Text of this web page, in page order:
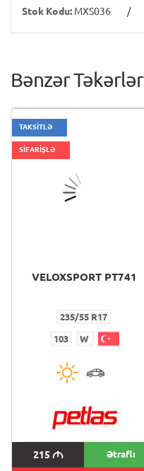
Stok Kodu: MXS036 /
Bənzər Təkərlər
TAKSİTLƏ
SİFARİŞLƏ
VELOXSPORT PT741
235/55 R17
103 W
215 M Ətraflı